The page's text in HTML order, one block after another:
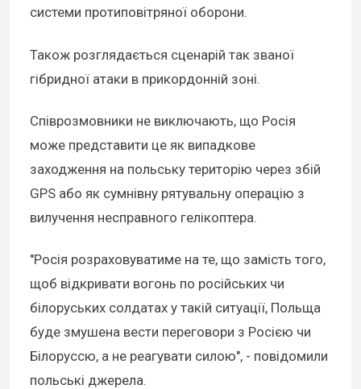
системи протиповітряної оборони.
Також розглядається сценарій так званої
гібридної атаки в прикордонній зоні.
Співрозмовники не виключають, що Росія
може представити це як випадкове
заходження на польську територію через збій
GPS або як сумнівну рятувальну операцію з
вилучення несправного гелікоптера.
"Росія розраховуватиме на те, що замість того,
щоб відкривати вогонь по російських чи
білоруських солдатах у такій ситуації, Польща
буде змушена вести переговори з Росією чи
Білоруссю, а не реагувати силою", - повідомили
польські джерела.